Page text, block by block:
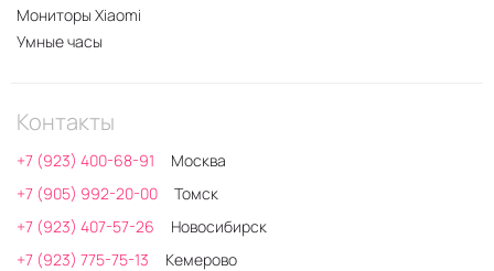
Мониторы Xiaomi
Умные часы
Контакты
+7 (923) 400-68-91
Москва
+7 (905) 992-20-00
Томск
+7 (923) 407-57-26
Новосибирск
+7 (923) 775-75-13
Кемерово